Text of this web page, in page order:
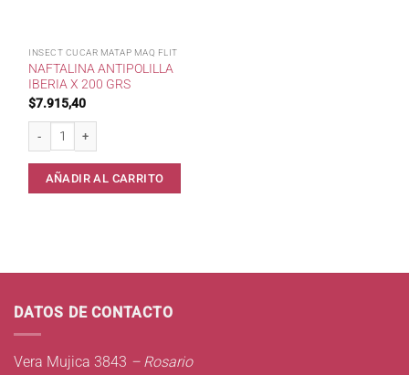
INSECT CUCAR MATAP MAQ FLIT
NAFTALINA ANTIPOLILLA
IBERIA X 200 GRS
$7.915,40
Naftalina Antipolilla Iberia x 200 grs cantidad
AÑADIR AL CARRITO
DATOS DE CONTACTO
Vera Mujica 3843 – Rosario